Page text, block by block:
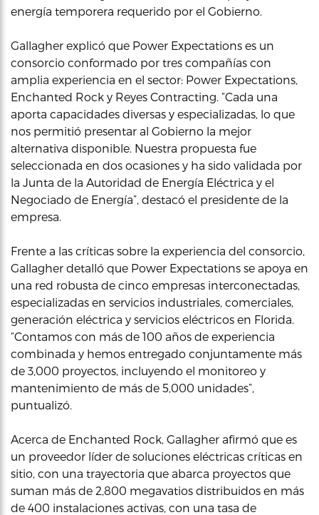
energía temporera requerido por el Gobierno.
Gallagher explicó que Power Expectations es un
consorcio conformado por tres compañías con
amplia experiencia en el sector: Power Expectations,
Enchanted Rock y Reyes Contracting. “Cada una
aporta capacidades diversas y especializadas, lo que
nos permitió presentar al Gobierno la mejor
alternativa disponible. Nuestra propuesta fue
seleccionada en dos ocasiones y ha sido validada por
la Junta de la Autoridad de Energía Eléctrica y el
Negociado de Energía”, destacó el presidente de la
empresa.
Frente a las críticas sobre la experiencia del consorcio,
Gallagher detalló que Power Expectations se apoya en
una red robusta de cinco empresas interconectadas,
especializadas en servicios industriales, comerciales,
generación eléctrica y servicios eléctricos en Florida.
“Contamos con más de 100 años de experiencia
combinada y hemos entregado conjuntamente más
de 3,000 proyectos, incluyendo el monitoreo y
mantenimiento de más de 5,000 unidades”,
puntualizó.
Acerca de Enchanted Rock, Gallagher afirmó que es
un proveedor líder de soluciones eléctricas críticas en
sitio, con una trayectoria que abarca proyectos que
suman más de 2,800 megavatios distribuidos en más
de 400 instalaciones activas, con una tasa de